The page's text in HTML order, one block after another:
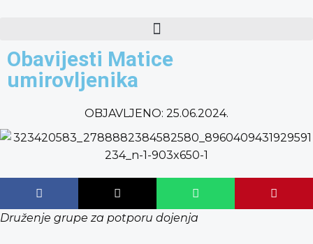
Obavijesti Matice
umirovljenika
OBJAVLJENO: 25.06.2024.
Druženje grupe za potporu dojenja